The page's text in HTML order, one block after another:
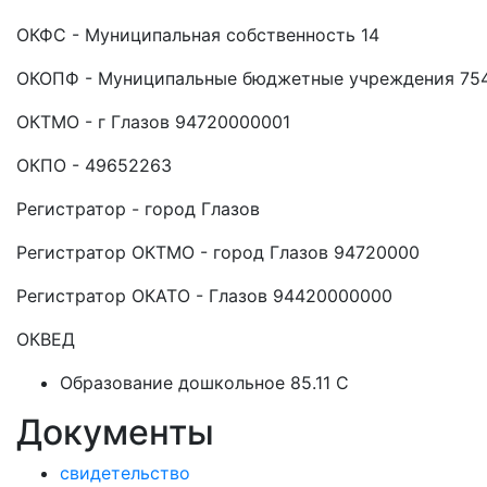
ОКФС - Муниципальная собственность 14
ОКОПФ - Муниципальные бюджетные учреждения
ОКТМО - г Глазов 94720000001
ОКПО - 49652263
Регистратор - город Глазов
Регистратор ОКТМО - город Глазов 94720000
Регистратор ОКАТО - Глазов 94420000000
ОКВЕД
Образование дошкольное 85.11 C
Документы
свидетельство